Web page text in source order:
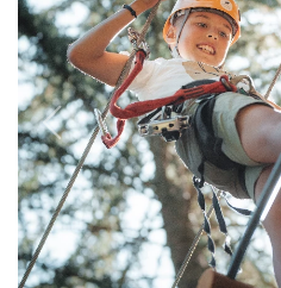
Previous